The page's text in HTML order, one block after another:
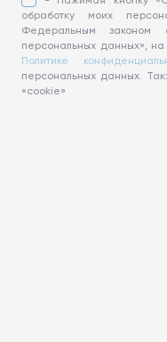
обработку моих
Федеральным
персональных данных»,
Политике
персональных данных.
«cookie»